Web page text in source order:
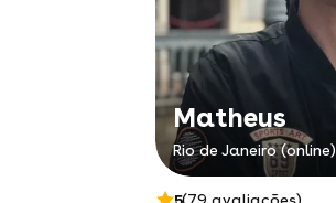
Matheus
Rio de Janeiro (online)
5(79 avaliações)